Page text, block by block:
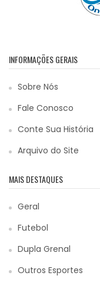
INFORMAÇÕES GERAIS
Sobre Nós
Fale Conosco
Conte Sua História
Arquivo do Site
MAIS DESTAQUES
Geral
Futebol
Dupla Grenal
Outros Esportes